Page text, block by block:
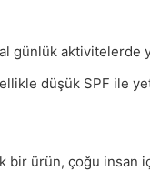
günlük aktivitelerde
düşük SPF ile
bir ürün, çoğu insan